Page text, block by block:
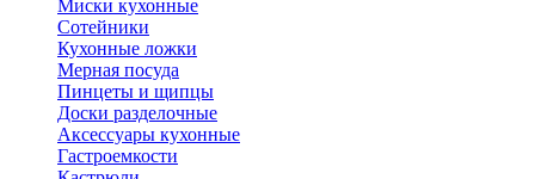
Миски кухонные
Сотейники
Кухонные ложки
Мерная посуда
Пинцеты и щипцы
Доски разделочные
Аксессуары кухонные
Гастроемкости